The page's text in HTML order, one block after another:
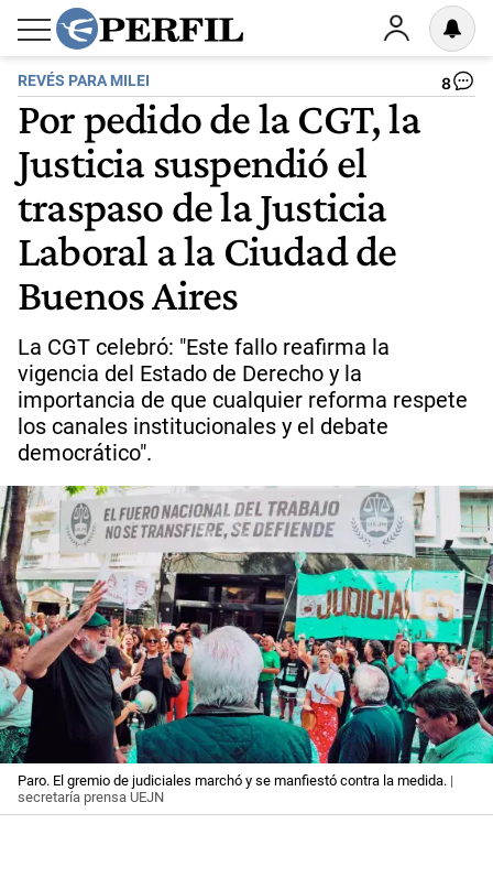
REVÉS PARA MILEI 8
Por pedido de la CGT, la
Justicia suspendió el
traspaso de la Justicia
Laboral a la Ciudad de
Buenos Aires
La CGT celebró: "Este fallo reafirma la
vigencia del Estado de Derecho y la
importancia de que cualquier reforma respete
los canales institucionales y el debate
democrático".
Paro. El gremio de judiciales marchó y se manfiestó contra la medida. |
secretaría prensa UEJN